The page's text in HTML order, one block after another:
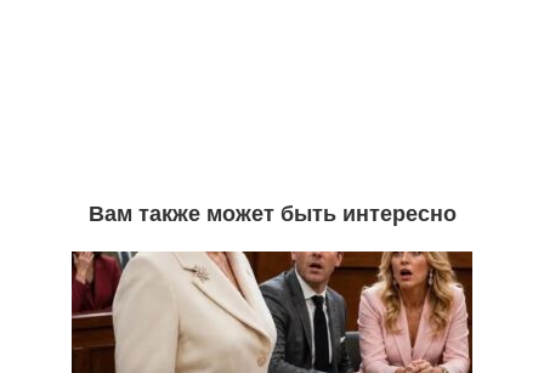
Вам также может быть интересно